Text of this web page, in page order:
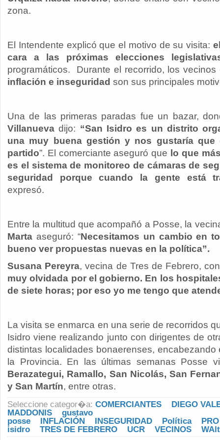
zona.
El Intendente explicó que el motivo de su visita:
cara a las próximas elecciones
programáticos. Durante el recorrido, los
inflación e inseguridad son sus principales
Una de las primeras paradas fue un bazar,
Villanueva dijo: “San Isidro es un distrito
una muy buena gestión y nos gustaría que
partido”. El comerciante aseguró que lo que
es el sistema de monitoreo de cámaras de
seguridad porque cuando la gente está
expresó.
Entre la multitud que acompañó a Posse, la
Marta aseguró: “Necesitamos un cambio en
bueno ver propuestas nuevas en la política”.
Susana Pereyra, vecina de Tres de Febrero,
muy olvidada por el gobierno. En los
de siete horas; por eso yo me tengo que
La visita se enmarca en una serie de recorridos
Isidro viene realizando junto con dirigentes de
distintas localidades bonaerenses, encabezando
la Provincia. En las últimas semanas Posse
Berazategui, Ramallo, San Nicolás, San
y San Martín, entre otras.
Seleccione categor�a: COMERCIANTES
DIEGO
MADDONIS
gustavo
posse
INFLACIÓN INSEGURIDAD Política
PRO
isidro
TRES DE FEBRERO UCR VECINOS